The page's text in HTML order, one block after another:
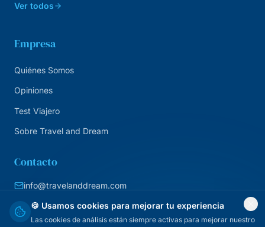
🍪 Usamos cookies para mejorar tu experiencia
Las cookies de análisis están siempre activas para mejorar nuestro
Ver todos
Empresa
Quiénes Somos
Opiniones
Test Viajero
Sobre Travel and Dream
Contacto
info@travelanddream.com
+34 684 226 007
Agencia online · España